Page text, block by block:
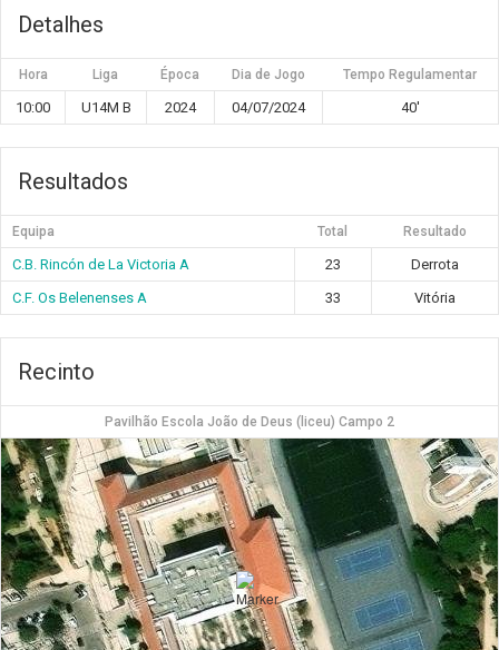
Detalhes
Hora Liga Época Dia de Jogo Tempo Regulamentar
10:00 U14M B 2024 04/07/2024 40'
Resultados
Equipa Total Resultado
C.B. Rincón de La Victoria A 23
Derrota
C.F. Os Belenenses A
33 Vitória
Recinto
Pavilhão Escola João de Deus (liceu) Campo 2